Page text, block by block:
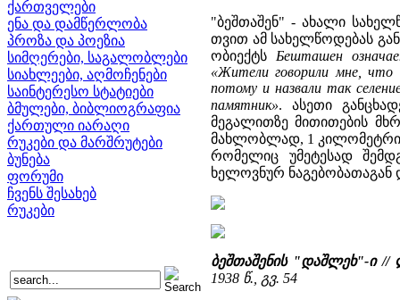
ქართველები
ენა და დამწერლობა
პროზა და პოეზია
სიმღერები, საგალობლები
სიახლეები, აღმოჩენები
საინტერესო სტატიები
ბმულები, ბიბლიოგრაფია
ქართული იარაღი
რუკები და მარშრუტები
ბუნება
ფორუმი
ჩვენს შესახებ
რუკები
"ბეშთაშენ" - ახალი
თვით ამ სახელწოდებას
ობიექტს Бешташен
«Жители говорили мне,
потому и назвали так
памятник». ასეთი
მეგალითზე მითითების
მახლობლად, 1
რომელიც უმეტესად
ხელოვნურ ნაგებობათაგან
ბეშთაშენის "დაშლეხ"-ი
1938 წ., გვ. 54